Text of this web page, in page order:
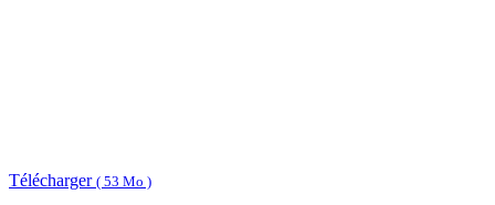
Télécharger ( 53 Mo )